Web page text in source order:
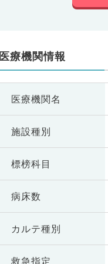
医療機関情報
医療機関名
施設種別
標榜科目
病床数
カルテ種別
救急指定